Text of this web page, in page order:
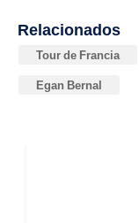
Relacionados
Tour de Francia
Egan Bernal